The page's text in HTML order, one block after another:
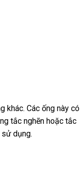
khác. Các ống này có
tắc nghẽn hoặc tắc
dụng.